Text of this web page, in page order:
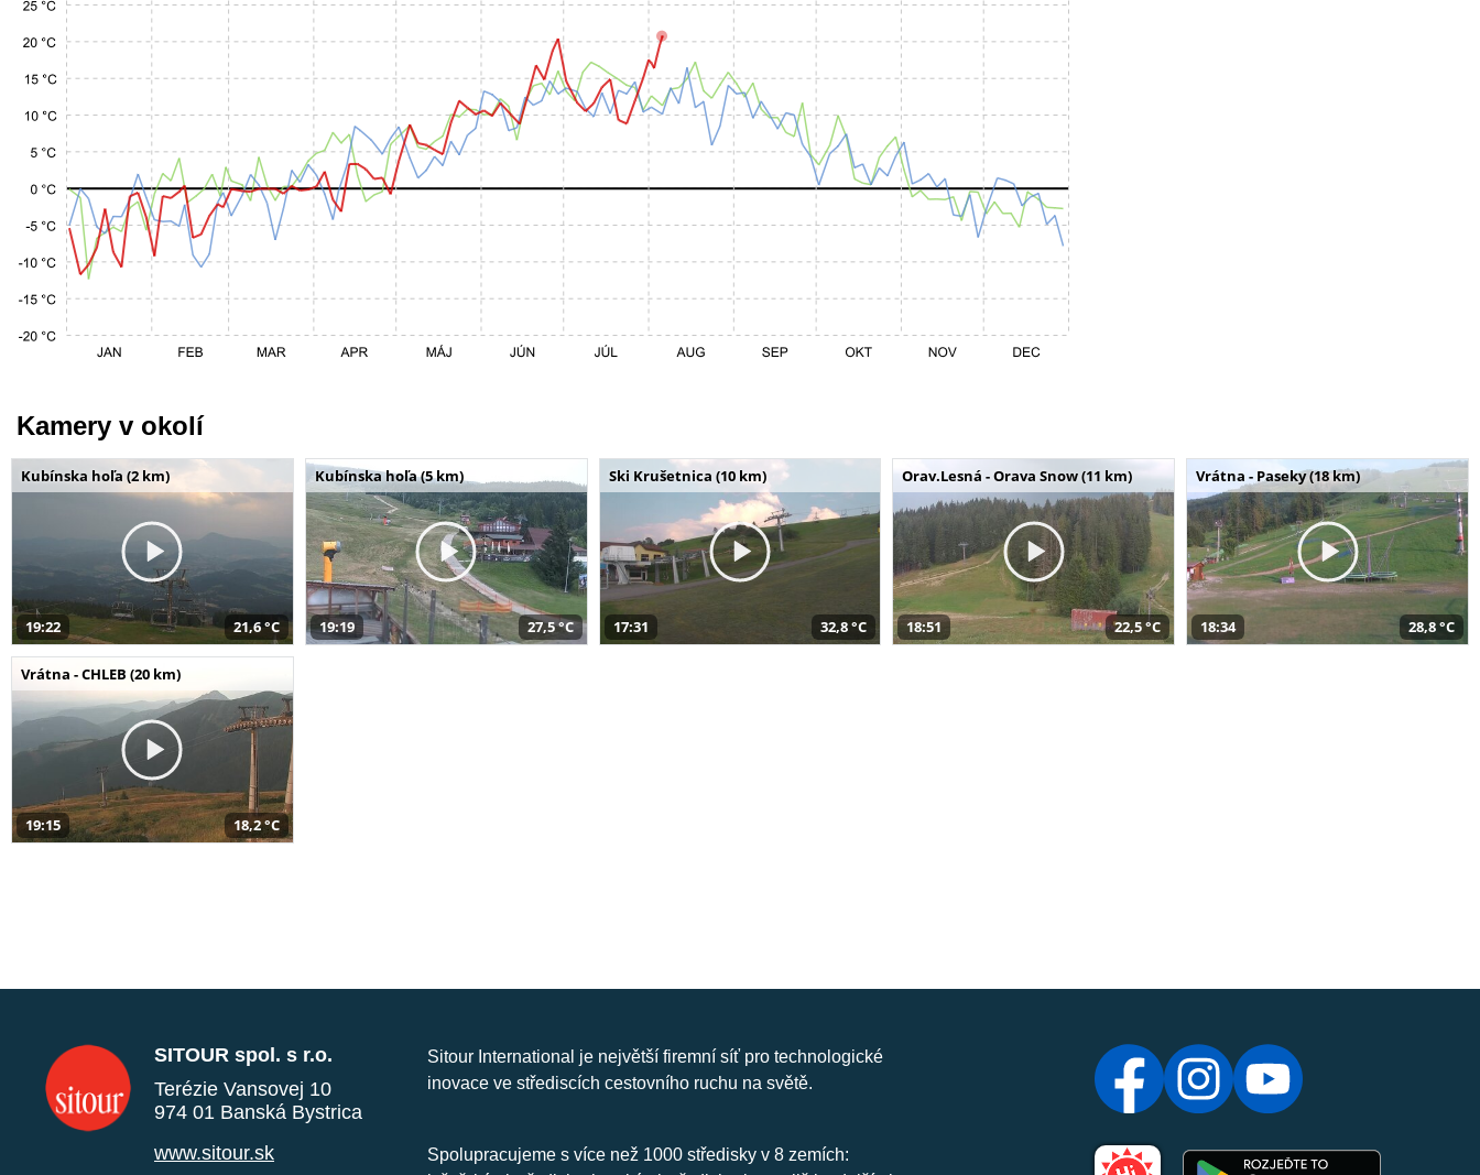
Kamery v okolí
Kubínska hoľa (2 km)
19:22 21,6 °C
Kubínska hoľa (5 km)
19:19 27,5 °C
Ski Krušetnica (10 km)
17:31 32,8 °C
Orav.Lesná - Orava Snow (11 km)
18:51 22,5 °C
Vrátna - Paseky (18 km)
18:34 28,8 °C
Vrátna - CHLEB (20 km)
19:15 18,2 °C
SITOUR spol. s r.o.
Terézie Vansovej 10
974 01 Banská Bystrica
www.sitour.sk
Sitour International je největší firemní síť pro technologické
inovace ve střediscích cestovního ruchu na světě.
Spolupracujeme s více než 1000 středisky v 8 zemích: